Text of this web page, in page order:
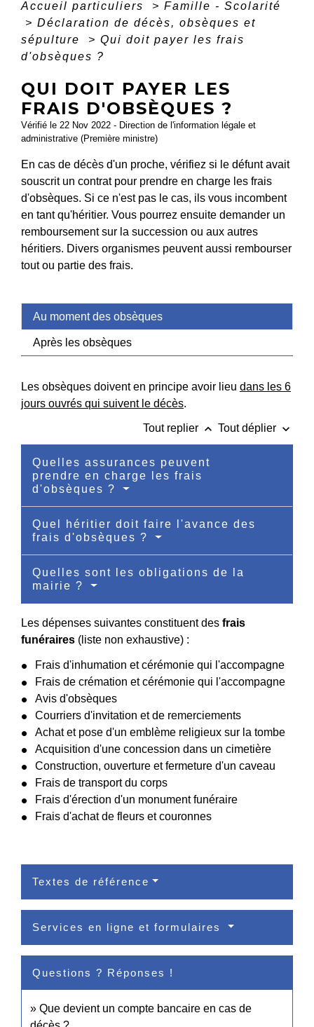
Accueil particuliers > Famille - Scolarité
> Déclaration de décès, obsèques et
sépulture
> Qui doit payer les frais
d'obsèques ?
QUI DOIT PAYER LES
FRAIS D'OBSÈQUES ?
Vérifié le 22 Nov 2022 - Direction de l'information légale et
administrative (Première ministre)
En cas de décès d'un proche, vérifiez si le défunt avait
souscrit un contrat pour prendre en charge les frais
d'obsèques. Si ce n'est pas le cas, ils vous incombent
en tant qu'héritier. Vous pourrez ensuite demander un
remboursement sur la succession ou aux autres
héritiers. Divers organismes peuvent aussi rembourser
tout ou partie des frais.
Au moment des obsèques
Après les obsèques
Les obsèques doivent en principe avoir lieu dans les 6
jours ouvrés qui suivent le décès.
Tout replier keyboard_arrow_up Tout déplier keyboard_arrow_down
Quelles assurances peuvent
prendre en charge les frais
d'obsèques ?
Quel héritier doit faire l'avance des
frais d'obsèques ?
Quelles sont les obligations de la
mairie ?
Les dépenses suivantes constituent des frais
funéraires (liste non exhaustive) :
Frais d'inhumation et cérémonie qui l'accompagne
Frais de crémation et cérémonie qui l'accompagne
Avis d'obsèques
Courriers d'invitation et de remerciements
Achat et pose d'un emblème religieux sur la tombe
Acquisition d'une concession dans un cimetière
Construction, ouverture et fermeture d'un caveau
Frais de transport du corps
Frais d'érection d'un monument funéraire
Frais d'achat de fleurs et couronnes
Textes de référence
Services en ligne et formulaires
Questions ? Réponses !
Que devient un compte bancaire en cas de